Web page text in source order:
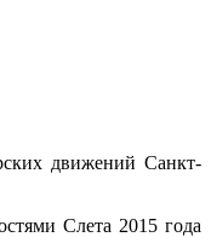
движений Санкт-
Слета 2015 года